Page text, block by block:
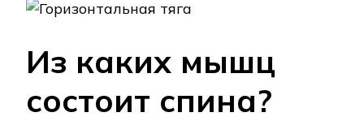
Из каких мышц
состоит спина?